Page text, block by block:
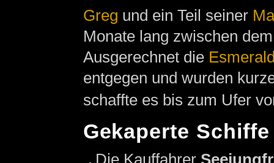
Greg und ein Teil seiner
Monate lang zwischen
Ausgerechnet die
entgegen und wurden
schaffte es bis zum Ufer
Gekaperte Schiffe